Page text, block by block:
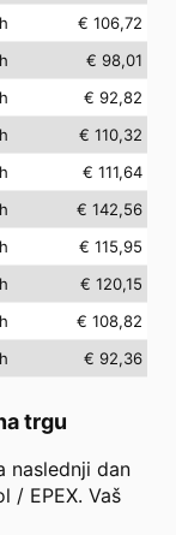
€ 106,72
€ 98,01
€ 92,82
€ 110,32
€ 111,64
€ 142,56
€ 115,95
€ 120,15
€ 108,82
€ 92,36
trgu
naslednji dan
EPEX. Vaš